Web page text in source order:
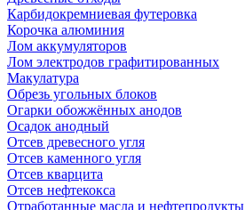
Карбидокремниевая футеровка
Корочка алюминия
Лом аккумуляторов
Лом электродов графитированных
Макулатура
Обрезь угольных блоков
Огарки обожжённых анодов
Осадок анодный
Отсев древесного угля
Отсев каменного угля
Отсев кварцита
Отсев нефтекокса
Отработанные масла и нефтепродукты